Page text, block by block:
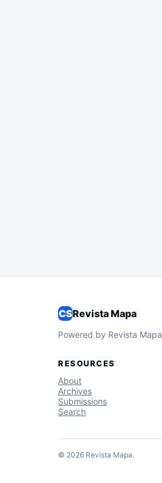
CSRevista Mapa
Powered by Revista Mapa
RESOURCES
About
Archives
Submissions
Search
© 2026 Revista Mapa.